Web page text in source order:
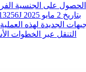
الحصول على الجنسية
الجديدة لهذه
التنقل عبر الخطوات